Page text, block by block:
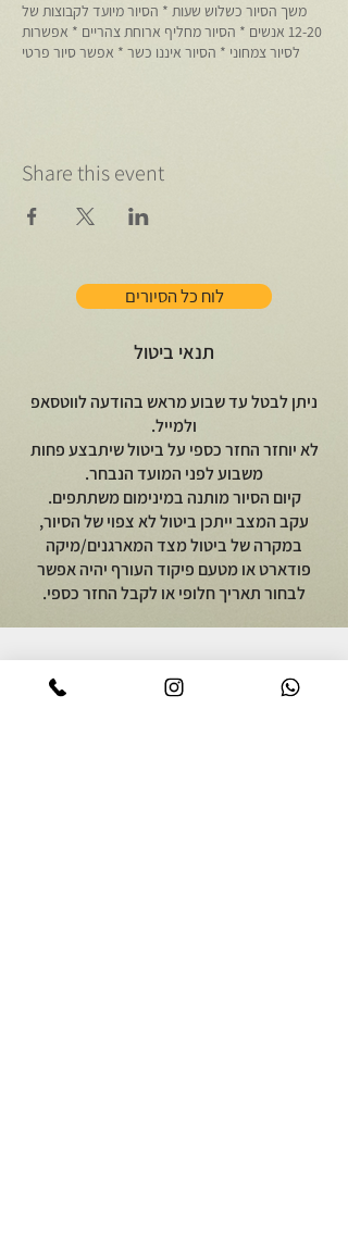
משך הסיור כשלוש שעות * הסיור מיועד לקבוצות של
12-20 אנשים * הסיור מחליף ארוחת צהריים * אפשרות
לסיור צמחוני * הסיור איננו כשר * אפשר סיור פרטי
Share this event
לוח כל הסיורים
תנאי ביטול
ניתן לבטל עד שבוע מראש בהודעה לווטסאפ
ולמייל.
לא יוחזר החזר כספי על ביטול שיתבצע פחות
משבוע לפני המועד הנבחר.
קיום הסיור מותנה במינימום משתתפים.
עקב המצב ייתכן ביטול לא צפוי של הסיור,
במקרה של ביטול מצד המארגנים/מיקה
פודארט או מטעם פיקוד העורף יהיה אפשר
לבחור תאריך חלופי או לקבל החזר כספי.
על מיקה פודארט
יוצאים לאכול